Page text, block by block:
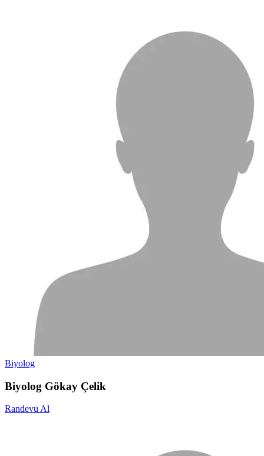
Biyolog
Biyolog Gökay Çelik
Randevu Al